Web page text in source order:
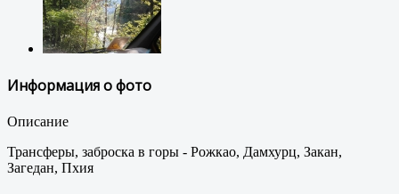
Информация о фото
Описание
Трансферы, заброска в горы - Рожкао, Дамхурц, Закан,
Загедан, Пхия